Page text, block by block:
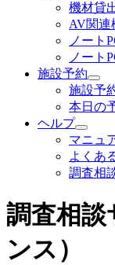
機材貸
AV関連
ノート
ノート
施設予約
施設予
本日の
ヘルプ
マニュ
よくあ
調査相
調査相談
ンス）